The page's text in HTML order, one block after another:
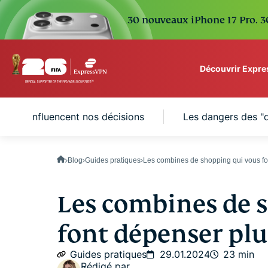
30 nouveaux iPhone 17
Découvrir
VPN protection for
influencent nos décisions Les dangers des
Blog Guides pratiques Les combines de shopping qui vous
Les combines de
font dépenser
Guides pratiques 29.01.2024
23 min